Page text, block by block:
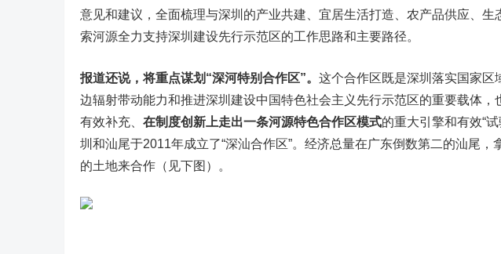
意见和建议，全面梳理与深圳的产业共建、宜居生活打造、农产品供应、
索河源全力支持深圳建设先行示范区的工作思路和主要路径。
报道还说，将重点谋划“深河特别合作区”。 这个合作区既是深圳落实国家区
边辐射带动能力和推进深圳建设中国特色社会主义先行示范区的重要载体
有效补充、 在制度创新上走出一条河源特色合作区模式的重大引擎和有效“
圳和汕尾于2011年成立了“深汕合作区”。经济总量在广东倒数第二的汕尾
的土地来合作（见下图）。